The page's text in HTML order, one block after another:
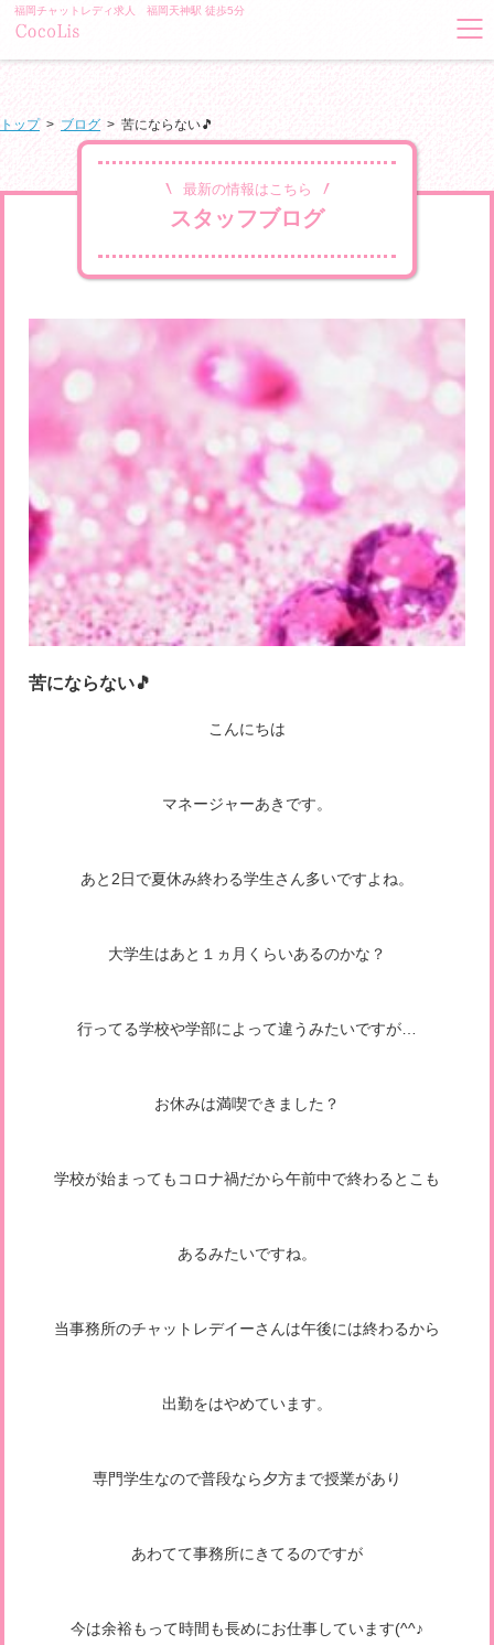
福岡チャットレディ求人 福岡天神駅 徒歩5分
トップ> ブログ > 苦にならない🎵
最新の情報はこちら
スタッフブログ
苦にならない🎵
こんにちは
マネージャーあきです。
あと2日で夏休み終わる学生さん多いですよね。
大学生はあと１ヵ月くらいあるのかな？
行ってる学校や学部によって違うみたいですが…
お休みは満喫できました？
学校が始まってもコロナ禍だから午前中で終わるとこも
あるみたいですね。
当事務所のチャットレデイーさんは午後には終わるから
出勤をはやめています。
専門学生なので普段なら夕方まで授業があり
あわてて事務所にきてるのですが
今は余裕もって時間も長めにお仕事しています(^^♪